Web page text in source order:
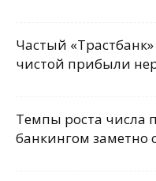
Частый
чистой прибыли
Темпы роста числа
банкингом заметно